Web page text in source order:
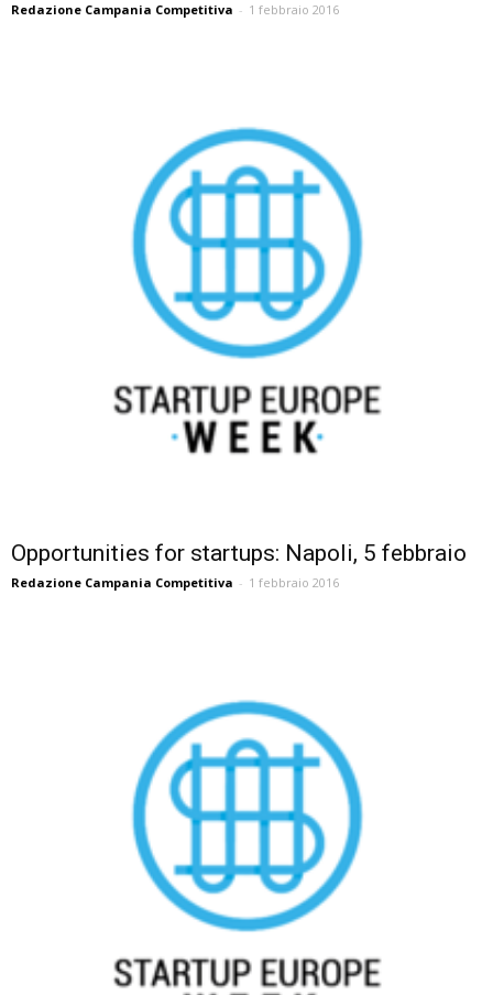
Redazione Campania Competitiva - 1 febbraio 2016
Opportunities for startups: Napoli, 5 febbraio
Redazione Campania Competitiva - 1 febbraio 2016